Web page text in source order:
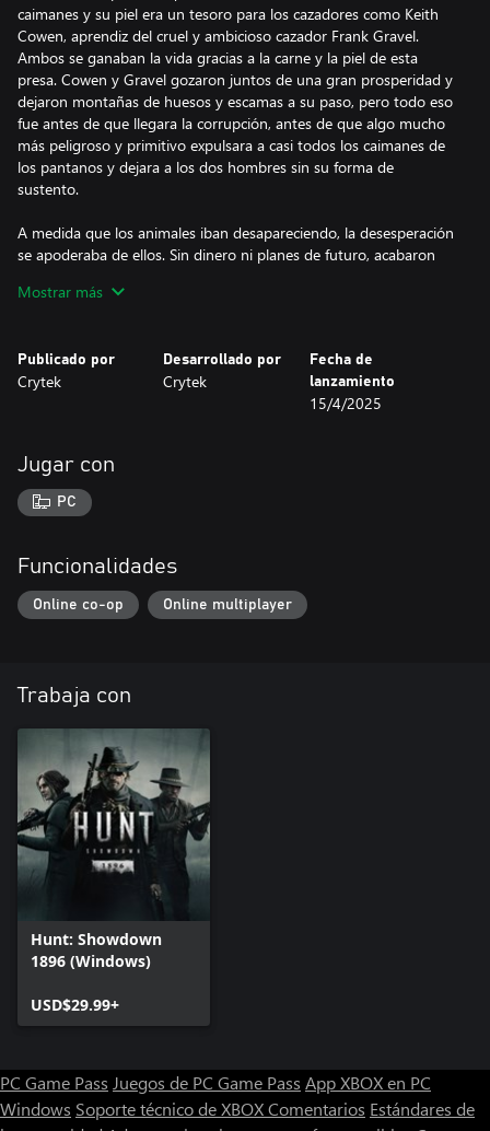
caimanes y su piel era un tesoro para los cazadores como Keith
Cowen, aprendiz del cruel y ambicioso cazador Frank Gravel.
Ambos se ganaban la vida gracias a la carne y la piel de esta
presa. Cowen y Gravel gozaron juntos de una gran prosperidad y
dejaron montañas de huesos y escamas a su paso, pero todo eso
fue antes de que llegara la corrupción, antes de que algo mucho
más peligroso y primitivo expulsara a casi todos los caimanes de
los pantanos y dejara a los dos hombres sin su forma de
sustento.
A medida que los animales iban desapareciendo, la desesperación
se apoderaba de ellos. Sin dinero ni planes de futuro, acabaron
había atrevido a quedarse. Cuando Cowen vio a Gravel usando el
Gravel y lo observó desangrarse sobre el cadáver del caimán.
Mientras la sangre de ambos empapaba el barro, Cowen se puso
la piel de la bestia, símbolo tanto de su victoria como de su
ideal de los valores de la Asociación Americana de Cazadores.
Mostrar más
Publicado por
Crytek
Desarrollado por
Crytek
Fecha de
lanzamiento
15/4/2025
Jugar con
PC
Funcionalidades
Online co-op Online multiplayer
Trabaja con
Hunt: Showdown
1896 (Windows)
USD$29.99+
PC Game Pass Juegos de PC Game Pass App XBOX en PC
Windows Soporte técnico de XBOXComentarios Estándares de